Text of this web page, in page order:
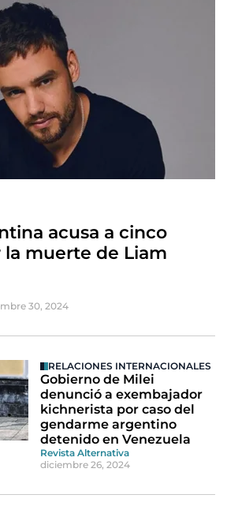
acusa a cinco
la muerte de Liam
30, 2024
RELACIONES INTERNACIONALES
Gobierno de Milei
denunció a exembajador
kichnerista por caso del
gendarme argentino
detenido en Venezuela
Revista Alternativa
diciembre 26, 2024